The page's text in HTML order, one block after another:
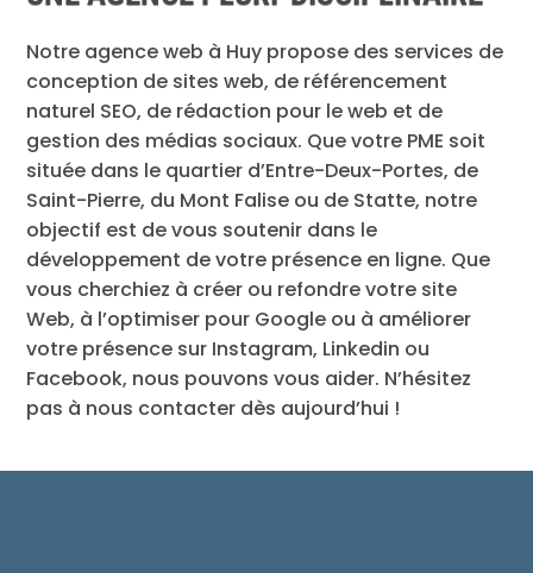
Notre agence web à Huy propose des services de
conception de sites web, de référencement
naturel SEO, de rédaction pour le web et de
gestion des médias sociaux. Que votre PME soit
située dans le quartier d’Entre-Deux-Portes, de
Saint-Pierre, du Mont Falise ou de Statte, notre
objectif est de vous soutenir dans le
développement de votre présence en ligne. Que
vous cherchiez à créer ou refondre votre site
Web, à l’optimiser pour Google ou à améliorer
votre présence sur Instagram, Linkedin ou
Facebook, nous pouvons vous aider. N’hésitez
pas à nous contacter dès aujourd’hui !